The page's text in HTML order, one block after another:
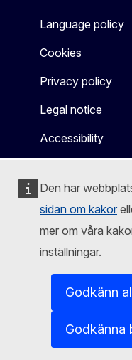
Den här
sidan om kakor
mer om våra
inställningar.
Godkänn
Godkänna
Language policy
Cookies
Privacy policy
Legal notice
Accessibility